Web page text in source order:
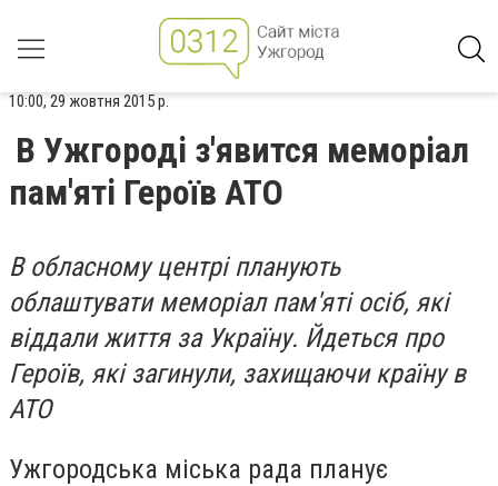
10:00, 29 жовтня 2015 р.
В Ужгороді з'явится меморіал
пам'яті Героїв АТО
В обласному центрі планують
облаштувати меморіал пам'яті осіб, які
віддали життя за Україну. Йдеться про
Героїв, які загинули, захищаючи країну в
АТО
Ужгородська міська рада планує